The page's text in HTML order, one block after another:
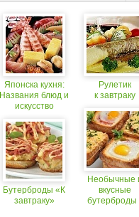
Японска кухня:
Названия блюд и
искусство
Бутерброды «К
завтраку»
Рулетик
к завтраку
Необычные
вкусные
бутерброды